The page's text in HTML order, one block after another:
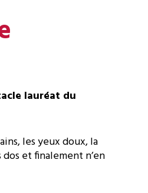
lauréat du
les yeux doux, la
et finalement n’en